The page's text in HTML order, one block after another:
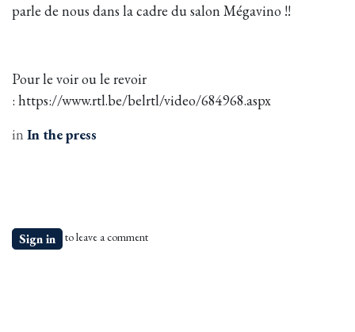
parle de nous dans la cadre du salon Mégavino !!
Pour le voir ou le revoir
: https://www.rtl.be/belrtl/video/684968.aspx
in In the press
Sign in to leave a comment